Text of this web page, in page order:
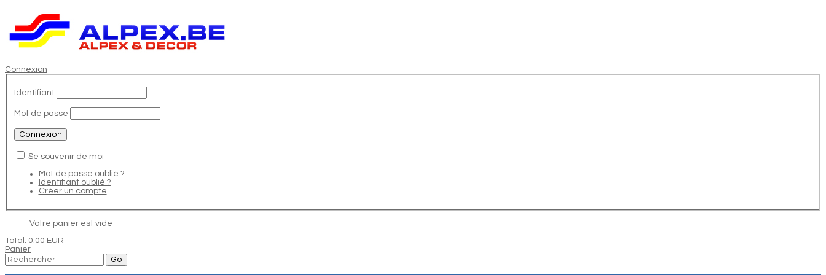
Connexion
Identifiant
Mot de passe
Se souvenir de moi
Mot de passe oublié ?
Identifiant oublié ?
Créer un compte
Votre panier est vide
Total: 0.00 EUR
Panier